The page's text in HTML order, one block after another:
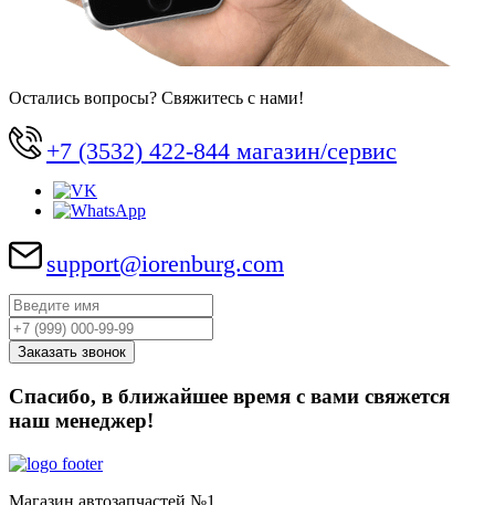
Остались вопросы? Свяжитесь с нами!
+7 (3532) 422-844 магазин/сервис
support@iorenburg.com
Спасибо, в ближайшее время с вами свяжется
наш менеджер!
Магазин автозапчастей №1